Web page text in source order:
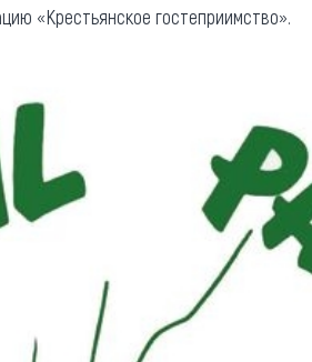
«Крестьянское гостеприимство».